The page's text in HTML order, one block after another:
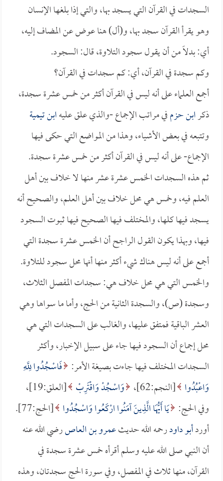
السجدات في القرآن التي يسجد بها، والتي إذا بلغها الإنسان
وهو يقرأ القرآن سجد بها، و(أل) هنا عوض عن المضاف إليه،
أي: بدلاً من أن يقول سجود التلاوة، قال: السجود.
وكم سجدة في القرآن، أي: كم سجدات في القرآن؟
أجمع العلماء على أنه ليس في القرآن أكثر من خمس عشرة سجدة،
ذكرابن حزمفي مراتب الإجماع -والذي علق عليهابن تيمية
وتتبعه في بعض الأشياء، وهذا من المواضع التي حكى فيها
الإجماع- على أنه ليس في القرآن أكثر من خمس عشرة سجدة.
ثم هذه السجدات الخمس عشرة عشر منها لا خلاف بين أهل
العلم فيه، وخمس هي محل خلاف بين أهل العلم، والصحيح أنه
يسجد فيها كلها، والمختلف فيها الصحيح فيها ثبوت السجود
فيها، وبهذا يكون القول الراجح أن الخمس عشرة سجدة التي
أجمع على أنه ليس هناك شيء أكثر منها أنها محل سجود للتلاوة.
والخمس التي هي محل خلاف هي: سجدات المفصل الثلاث،
وسجدة (ص)، والسجدة الثانية من الحج، وأما ما سواها وهي
العشر الباقية فمتفق عليها، والغالب على السجدات التي هي
محل إجماع أن السجود فيها جاء على سبيل الإخبار، وأكثر
السجدات المختلف فيها جاءت بصيغة الأمر: فَاسْجُدُوا لِلَّهِ
وَاعْبُدُوا [النجم:62]، وَاسْجُدْ وَاقْتَرِبْ
[العلق:19]،
وفي الحج: يَا أَيُّهَا الَّذِينَ آمَنُوا ارْكَعُوا وَاسْجُدُوا [الحج:77].
أوردأبو داودرحمه الله حديثعمرو بن العاصرضي الله عنه
أن النبي صلى الله عليه وسلم أقرأه خمس عشرة سجدة في
القرآن، منها ثلاث في المفصل، وفي سورة الحج سجدتان، وهذه